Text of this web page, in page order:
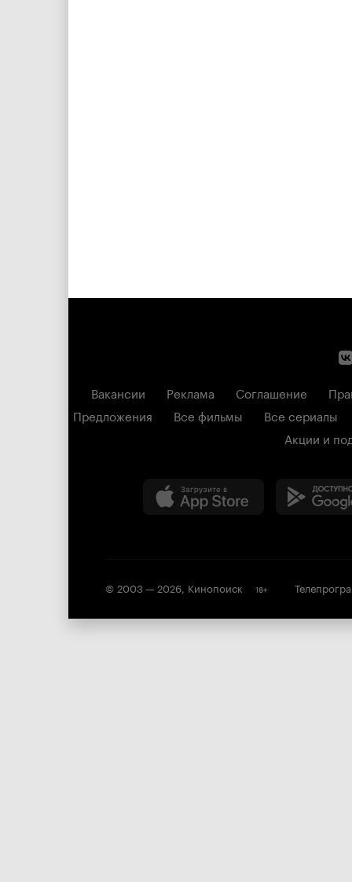
Вакансии Реклама Соглашение
Предложения
Все фильмы
Все сериалы
Акции и
© 2003 — 2026, Кинопоиск 18+